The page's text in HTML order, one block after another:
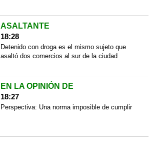
ASALTANTE
18:28
Detenido con droga es el mismo sujeto que
asaltó dos comercios al sur de la ciudad
EN LA OPINIÓN DE
18:27
Perspectiva: Una norma imposible de cumplir